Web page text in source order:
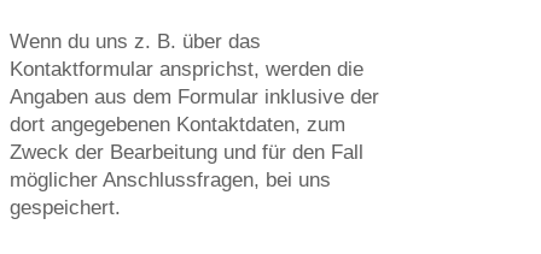
Wenn du uns z. B. über das
Kontaktformular ansprichst, werden die
Angaben aus dem Formular inklusive der
dort angegebenen Kontaktdaten, zum
Zweck der Bearbeitung und für den Fall
möglicher Anschlussfragen, bei uns
gespeichert.